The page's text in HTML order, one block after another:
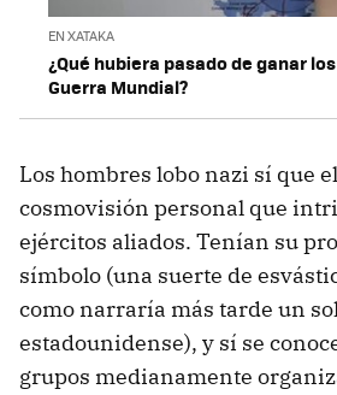
EN XATAKA
¿Qué hubiera pasado de ganar
Guerra Mundial?
Los hombres lobo nazi sí que
cosmovisión personal que
ejércitos aliados. Tenían su
símbolo (una suerte de
como narraría más tarde un
estadounidense), y sí se
grupos medianamente